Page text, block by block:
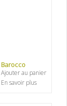
Barocco
au panier
savoir plus